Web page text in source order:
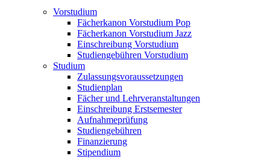
Vorstudium
Fächerkanon Vorstudium Pop
Fächerkanon Vorstudium Jazz
Einschreibung Vorstudium
Studiengebühren Vorstudium
Studium
Zulassungsvoraussetzungen
Studienplan
Fächer und Lehrveranstaltungen
Einschreibung Erstsemester
Aufnahmeprüfung
Studiengebühren
Finanzierung
Stipendium